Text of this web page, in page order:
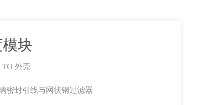
块
外壳
密封引线与网状钢过滤器